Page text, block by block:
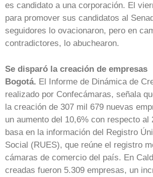
es candidato a una corporación. El
para promover sus candidatos al
seguidores lo ovacionaron, pero en
contradictores, lo abuchearon.
Se disparó la creación de empresas
Bogotá. El Informe de Dinámica de
realizado por Confecámaras, señala
la creación de 307 mil 679 nuevas
un aumento del 10,6% con respecto al
basa en la información del Registro
Social (RUES), que reúne el registro
cámaras de comercio del país. En
creadas fueron 5.309 empresas, un